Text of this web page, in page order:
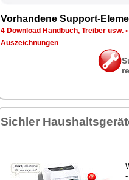
Vor­han­de­ne Sup­port-
4 Down­load Hand­buch, Trei­ber usw. •
Aus­zeich­nun­gen
Sich­ler